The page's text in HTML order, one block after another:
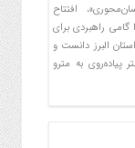
افتتاح
کرج را گامی راهبردی برای
البرز دانست و
این خط با تنها ۵۰ متر پیاده‌روی به مترو